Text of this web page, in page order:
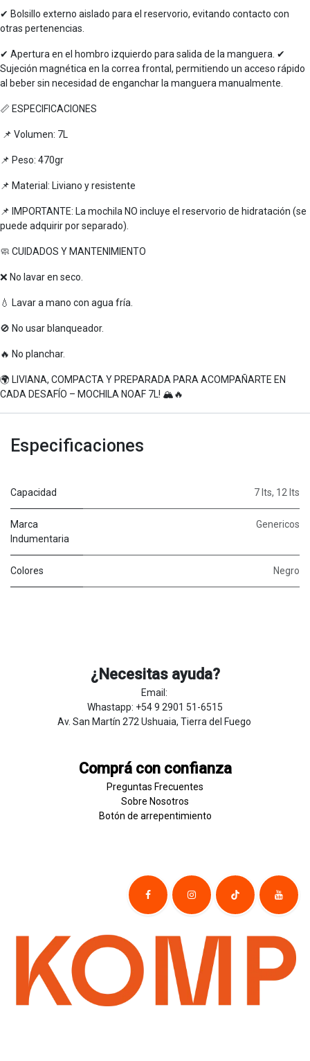
✔ Bolsillo externo aislado para el reservorio, evitando contacto con
otras pertenencias.
✔ Apertura en el hombro izquierdo para salida de la manguera. ✔
Sujeción magnética en la correa frontal, permitiendo un acceso rápido
al beber sin necesidad de enganchar la manguera manualmente.
📏 ESPECIFICACIONES
📌 Volumen: 7L
📌 Peso: 470gr
📌 Material: Liviano y resistente
📌 IMPORTANTE: La mochila NO incluye el reservorio de hidratación (se
puede adquirir por separado).
🧼 CUIDADOS Y MANTENIMIENTO
❌ No lavar en seco.
💧 Lavar a mano con agua fría.
🚫 No usar blanqueador.
🔥 No planchar.
🌍 LIVIANA, COMPACTA Y PREPARADA PARA ACOMPAÑARTE EN
CADA DESAFÍO – MOCHILA NOAF 7L! 🏔🔥
Especificaciones
Capacidad 7 lts, 12 lts
Marca
Indumentaria
Genericos
Colores Negro
¿Necesitas ayuda?
Email:
Whastapp: +54 9 2901 51-6515
Av. San Martín 272 Ushuaia, Tierra del Fuego
Comprá con confianza
Preguntas Frecuentes
Sobre Nosotros
Botón de ​arrepentim​​​iento